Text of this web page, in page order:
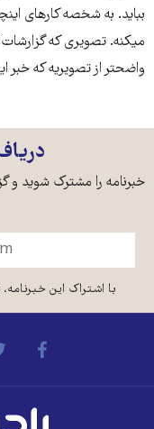
بباید. به شخصه کارهای
میکنه. تصویری که
واضحتر از تصویریه که خبر
خبرنامه را مشترک شوید و
با اشتراک این